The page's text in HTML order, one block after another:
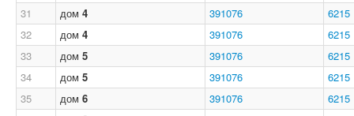
31
дом 4 391076
6215
32
дом 4 391076
6215
33
дом 5 391076
6215
34
дом 5 391076
6215
35
дом 6 391076
6215